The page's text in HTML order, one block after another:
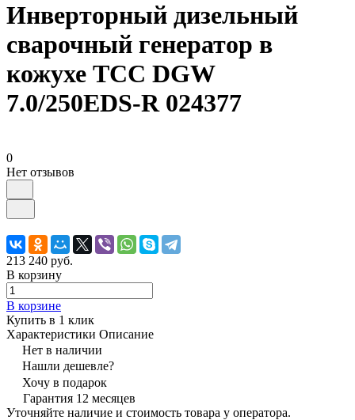
Инверторный дизельный
сварочный генератор в
кожухе ТСС DGW
7.0/250EDS-R 024377
0
Нет отзывов
213 240 руб.
В корзину
В корзине
Купить в 1 клик
Характеристики Описание
Нет в наличии
Нашли дешевле?
Хочу в подарок
Гарантия 12 месяцев
Уточняйте наличие и стоимость товара у оператора.